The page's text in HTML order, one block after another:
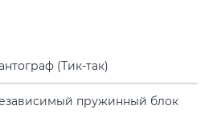
(Тик-так)
пружинный блок